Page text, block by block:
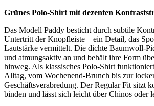
Grünes Polo-Shirt mit dezenten
Das Modell Paddy besticht durch subtile
Untertritt der Knopfleiste – ein Detail, das
Lautstärke vermittelt. Die dichte Baumwoll-
und atmungsaktiv an und behält ihre Form
hinweg. Als klassisches Polo-Shirt
Alltag, vom Wochenend-Brunch bis zur
Geschäftsverabredung. Der Regular Fit sitzt
binden und lässt sich leicht über Chinos oder